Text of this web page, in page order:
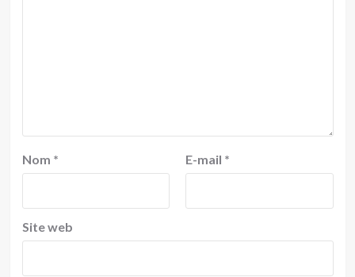
Nom * E-mail *
Site web